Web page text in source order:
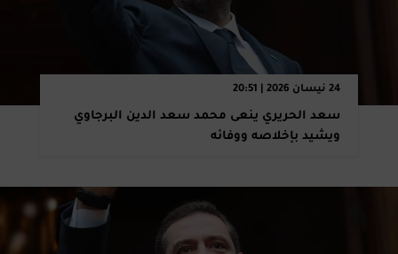
24 نيسان 2026 | 20:51
سعد الحريري ينعى محمد سعد الدين البرجاوي
ويشيد بإخلاصه ووفائه